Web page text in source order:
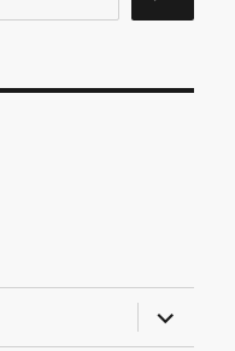
almenü